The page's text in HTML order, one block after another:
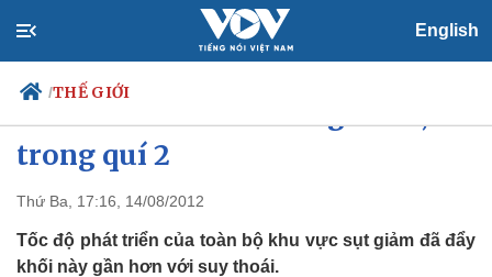
English
/THẾ GIỚI
Chính trị
Đảng
Tổ chức nhân sự
Tin 24h
Dự báo thời tiết
trong quí 2
Thứ Ba, 17:16, 14/08/2012
Tốc độ phát triển của toàn bộ khu vực sụt giảm đã đẩy
khối này gần hơn với suy thoái.